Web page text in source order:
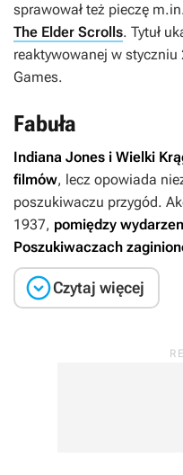
sprawował też pieczę
The Elder Scrolls. Tytuł
reaktywowanej w
Games.
Fabuła
Indiana Jones i Wielki
filmów, lecz opowiada
poszukiwaczu przygód.
1937, pomiędzy
Poszukiwaczach
Czytaj więcej